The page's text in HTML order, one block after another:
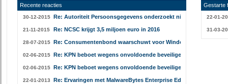
Recente reacties
30-12-2015 Re: Autoriteit Persoonsgegevens onderzoekt niet alle datalekken
21-11-2015 Re: NCSC krijgt 3,5 miljoen euro in 2016
28-07-2015 Re: Consumentenbond waarschuwt voor Windows 10-installatie
02-06-2015 Re: KPN beboet wegens onvoldoende beveiligen klantgegevens
02-06-2015 Re: KPN beboet wegens onvoldoende beveiligen klantgegevens
22-01-2013 Re: Ervaringen met MalwareBytes Enterprise Edition?
Gestarte
22-01-
31-03-